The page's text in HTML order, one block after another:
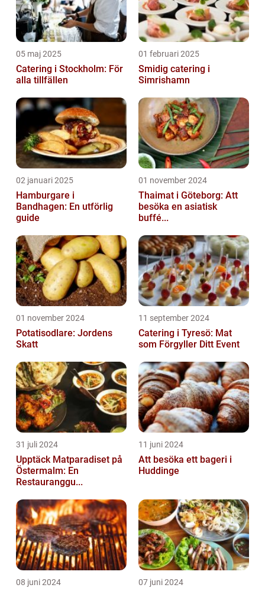
05 maj 2025
Catering i Stockholm: För
alla tillfällen
01 februari 2025
Smidig catering i
Simrishamn
02 januari 2025
Hamburgare i
Bandhagen: En utförlig
guide
01 november 2024
Thaimat i Göteborg: Att
besöka en asiatisk
buffé...
01 november 2024
Potatisodlare: Jordens
Skatt
11 september 2024
Catering i Tyresö: Mat
som Förgyller Ditt Event
31 juli 2024
Upptäck Matparadiset på
Östermalm: En
Restauranggu...
11 juni 2024
Att besöka ett bageri i
Huddinge
08 juni 2024 07 juni 2024